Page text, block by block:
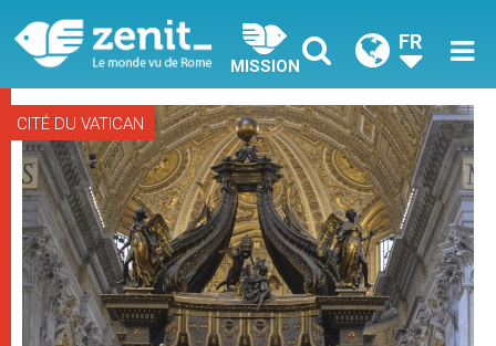
MISSION
FR
CITÉ DU VATICAN